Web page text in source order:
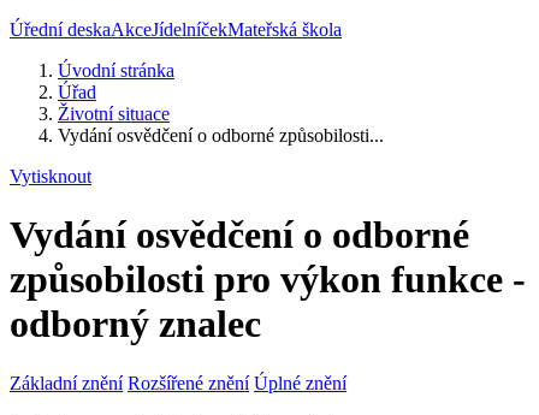
Úřední deskaAkceJídelníčekMateřská škola
Úvodní stránka
Úřad
Životní situace
Vydání osvědčení o odborné způsobilosti...
Vytisknout
Vydání osvědčení o odborné
způsobilosti pro výkon funkce -
odborný znalec
Základní znění Rozšířené znění Úplné znění